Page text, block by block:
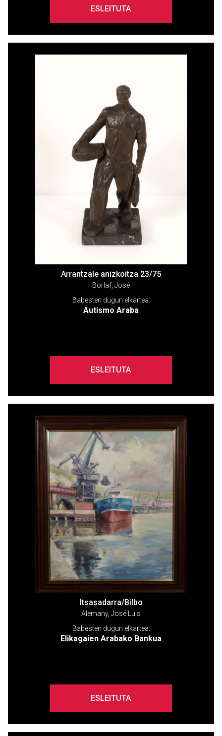
ESLEITUTA
Arrantzale anizkoitza 23/75
Borlaf, José
Babesten dugun elkartea:
Autismo Araba
ESLEITUTA
Itsasadarra/Bilbo
Alemany, José Luis
Babesten dugun elkartea:
Elikagaien Arabako Bankua
ESLEITUTA